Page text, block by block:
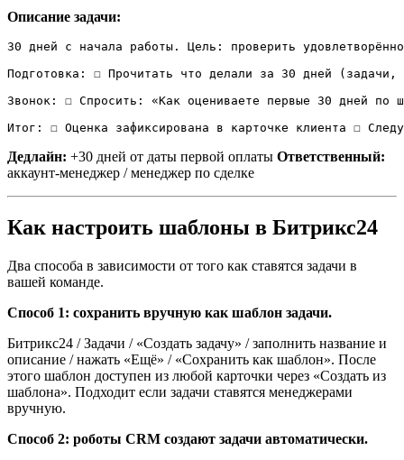
Описание задачи:
30 дней с начала работы. Цель: проверить
Подготовка: ☐ Прочитать что делали за 30 дней (задачи,
Звонок: ☐ Спросить: «Как оцениваете первые 30 дней
Итог: ☐ Оценка зафиксирована в карточке клиента ☐
Дедлайн: +30 дней от даты первой оплаты Ответственный:
аккаунт-менеджер / менеджер по сделке
Как настроить шаблоны в Битрикс24
Два способа в зависимости от того как ставятся задачи в
вашей команде.
Способ 1: сохранить вручную как шаблон задачи.
Битрикс24 / Задачи / «Создать задачу» / заполнить название и
описание / нажать «Ещё» / «Сохранить как шаблон». После
этого шаблон доступен из любой карточки через «Создать из
шаблона». Подходит если задачи ставятся менеджерами
вручную.
Способ 2: роботы CRM создают задачи автоматически.